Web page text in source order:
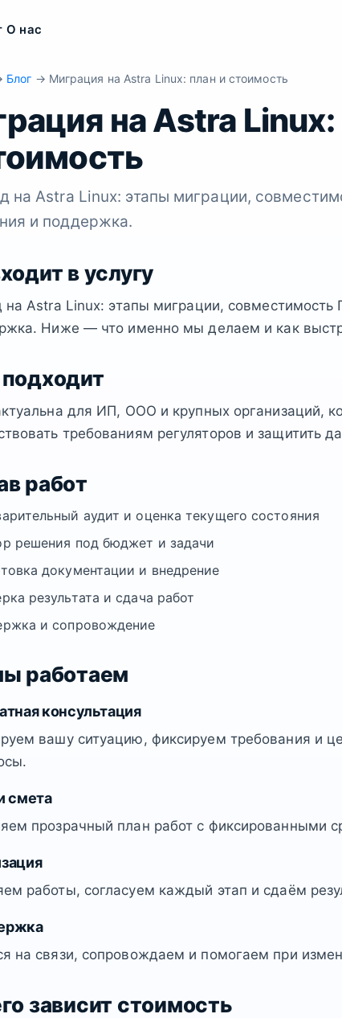
О нас
Блог → Миграция на Astra Linux: план и стоимость
на Astra Linux:
на Astra Linux: этапы миграции,
и поддержка.
в услугу
на Astra Linux: этапы миграции, совместимость
Ниже — что именно мы делаем и как
для ИП, ООО и крупных организаций,
требованиям регуляторов и защитить
работ
аудит и оценка текущего состояния
решения под бюджет и задачи
документации и внедрение
результата и сдача работ
и сопровождение
работаем
консультация
вашу ситуацию, фиксируем требования и
смета
прозрачный план работ с фиксированными
работы, согласуем каждый этап и сдаём
на связи, сопровождаем и помогаем при
зависит стоимость